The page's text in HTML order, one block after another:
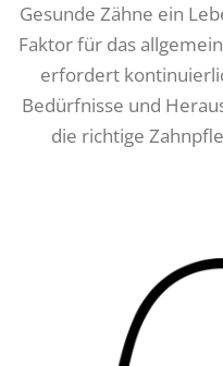
Gesunde Zähne ein
Faktor für das
erfordert
Bedürfnisse und
die richtige